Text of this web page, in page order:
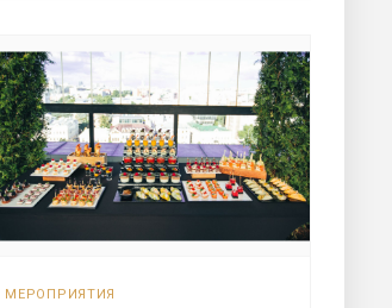
МЕРОПРИЯТИЯ